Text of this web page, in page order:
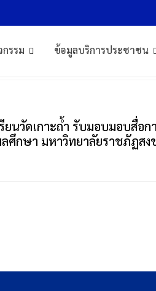
รรม ข้อมูลบริการประชาชน
านสำหรับเด็กประ
1”
นวัดเกาะถ้ำ รับมอบมอบสื่อ
ษา มหาวิทยาลัยราชภัฏสงข